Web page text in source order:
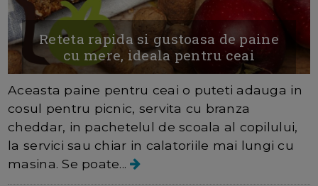
Reteta rapida si gustoasa de paine
cu mere, ideala pentru ceai
Aceasta paine pentru ceai o puteti adauga in
cosul pentru picnic, servita cu branza
cheddar, in pachetelul de scoala al copilului,
la servici sau chiar in calatoriile mai lungi cu
masina. Se poate...